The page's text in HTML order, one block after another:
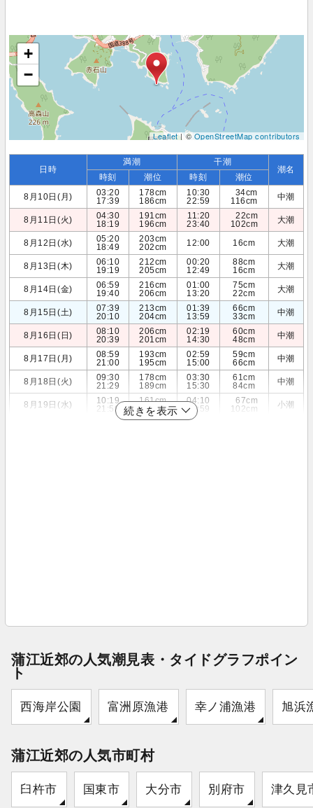
+
−
Leaflet| ©OpenStreetMap contributors
日時
満潮 干潮
潮名
時刻 潮位 時刻
潮位
8月10日(月)
03:20
17:39
178cm
186cm
10:30
22:59
34cm
116cm
中潮
8月11日(火)
04:30
18:19
191cm
196cm
11:20
23:40
22cm
102cm
大潮
8月12日(水)
05:20
18:49
203cm
202cm
12:00 16cm 大潮
8月13日(木)
06:10
19:19
212cm
205cm
00:20
12:49
88cm
16cm
大潮
8月14日(金)
06:59
19:40
216cm
206cm
01:00
13:20
75cm
22cm
大潮
8月15日(土)
07:39
20:10
213cm
204cm
01:39
13:59
66cm
33cm
中潮
8月16日(日)
08:10
20:39
206cm
201cm
02:19
14:30
60cm
48cm
中潮
8月17日(月)
08:59
21:00
193cm
195cm
02:59
15:00
59cm
66cm
中潮
8月18日(火)
09:30
21:29
178cm
189cm
03:30
15:30
61cm
84cm
中潮
8月19日(水)
10:19
21:59
161cm
181cm
04:10
15:59
67cm
102cm
小潮
続きを表示
蒲江近郊の人気潮見表・タイドグラフポイン
ト
西海岸公園 富洲原漁港 幸ノ浦漁港 旭浜
蒲江近郊の人気市町村
臼杵市 国東市 大分市 別府市 津久見